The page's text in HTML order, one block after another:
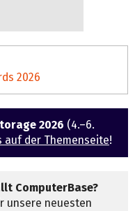
2026
2026 (4.–6.
auf der Themenseite!
ComputerBase?
unsere neuesten